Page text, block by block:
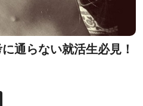
通らない就活生必見！